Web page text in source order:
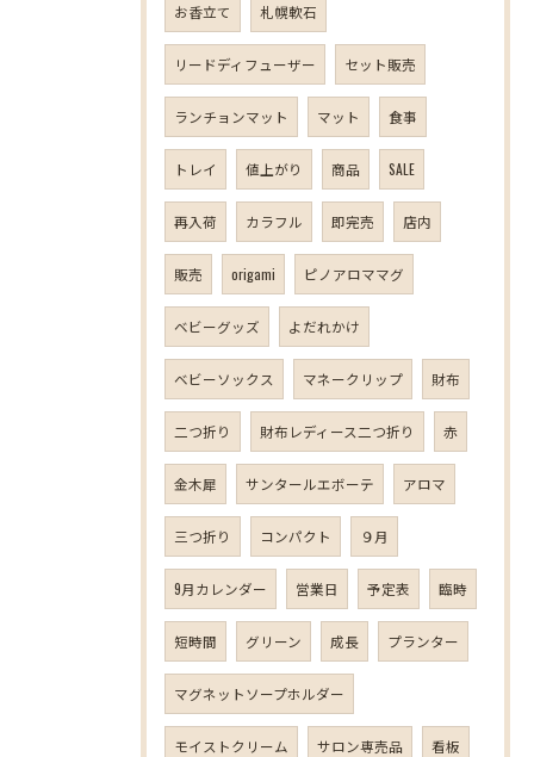
お香立て 札幌軟石
リードディフューザー セット販売
ランチョンマット マット 食事
トレイ 値上がり 商品 SALE
再入荷 カラフル 即完売 店内
販売 origami ピノアロママグ
ベビーグッズ よだれかけ
ベビーソックス マネークリップ 財布
二つ折り 財布レディース二つ折り 赤
金木犀 サンタールエボーテ アロマ
三つ折り コンパクト ９月
9月カレンダー 営業日 予定表 臨時
短時間 グリーン 成長 プランター
マグネットソープホルダー
モイストクリーム サロン専売品 看板